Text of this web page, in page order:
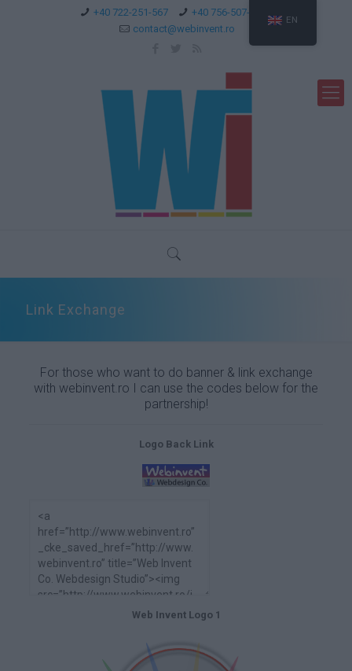
+40 722-251-567
+40 756-507-744
contact@webinvent.ro
Link Exchange
For those who want to do banner & link exchange
with webinvent.ro I can use the codes below for the
partnership!
Logo Back Link
Web Invent Logo 1
EN